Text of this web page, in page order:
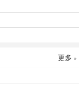
更多